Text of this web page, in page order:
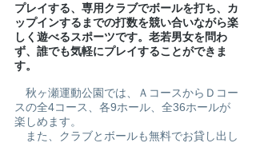
プレイする、専用クラブでボールを打ち、カ
ップインするまでの打数を競い合いながら楽
しく遊べるスポーツです。老若男女を問わ
ず、誰でも気軽にプレイすることができま
す。
秋ヶ瀬運動公園では、ＡコースからＤコー
スの全4コース、各9ホール、全36ホールが
楽しめます。
また、クラブとボールも無料でお貸し出し